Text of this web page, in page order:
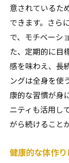
意されているた
できます。さら
で、モチベーシ
た、定期的に目
感を味わえ、長
ングは全身を使
康的な習慣が身
ニティも活用し
がら続けること
健康的な体作